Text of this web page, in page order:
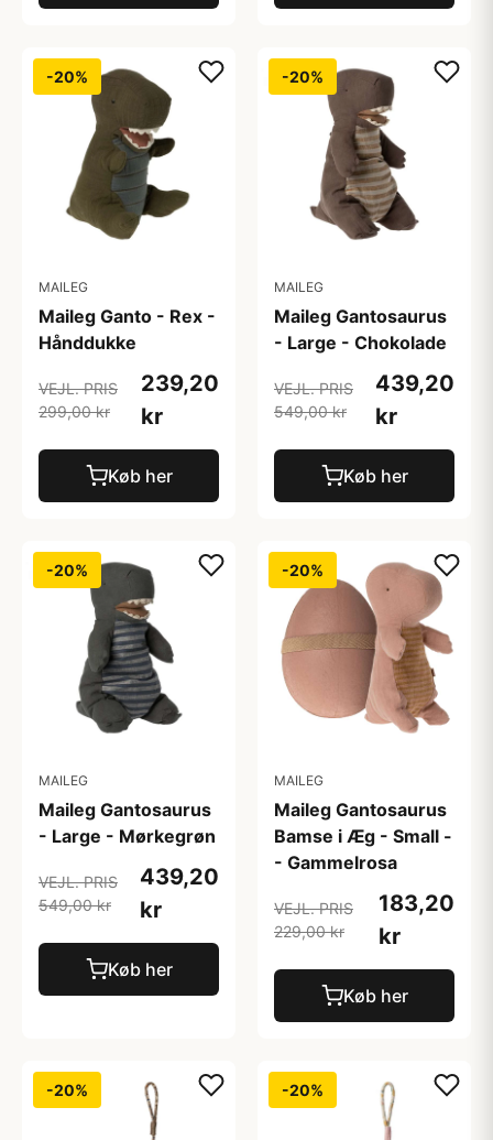
-20%
MAILEG
Maileg Ganto - Rex -
Hånddukke
VEJL. PRIS
299,00 kr
239,20
kr
Køb her
-20%
MAILEG
Maileg Gantosaurus
- Large - Chokolade
VEJL. PRIS
549,00 kr
439,20
kr
Køb her
-20%
MAILEG
Maileg Gantosaurus
- Large - Mørkegrøn
VEJL. PRIS
549,00 kr
439,20
kr
Køb her
-20%
MAILEG
Maileg Gantosaurus
Bamse i Æg - Small -
- Gammelrosa
VEJL. PRIS
229,00 kr
183,20
kr
Køb her
-20% -20%